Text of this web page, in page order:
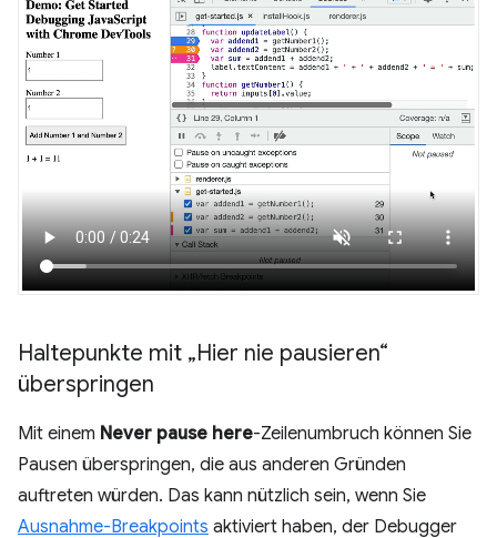
Haltepunkte mit „Hier nie pausieren“
überspringen
Mit einem Never pause here-Zeilenumbruch können Sie
Pausen überspringen, die aus anderen Gründen
auftreten würden. Das kann nützlich sein, wenn Sie
Ausnahme-Breakpoints aktiviert haben, der Debugger